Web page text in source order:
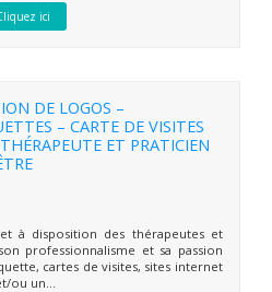
ici
DE LOGOS –
– CARTE DE VISITES
ET PRATICIEN
à disposition des thérapeutes et
professionnalisme et sa passion
cartes de visites, sites internet
ou un...